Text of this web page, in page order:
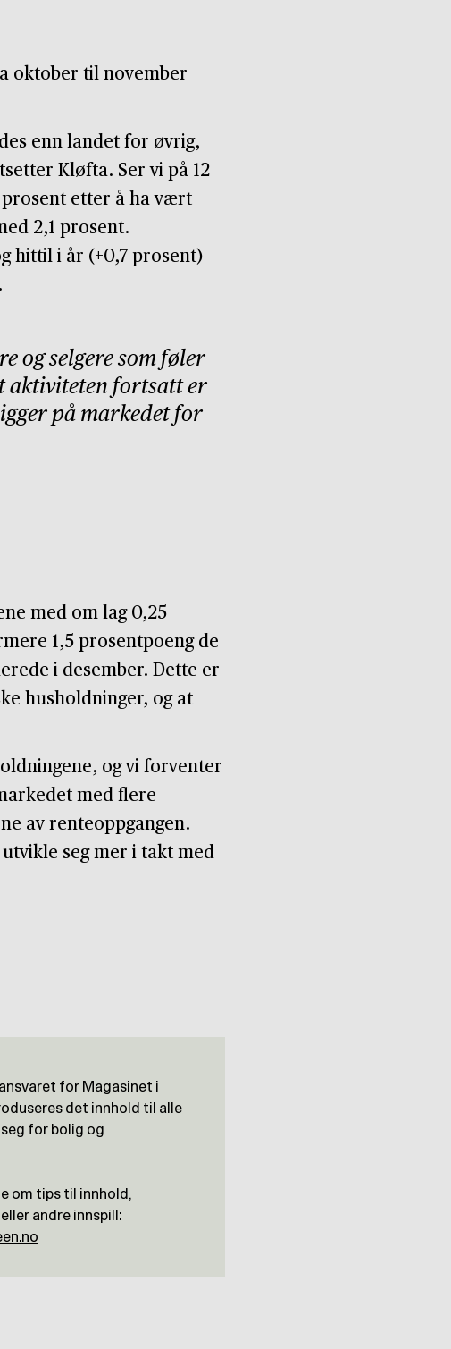
oktober til november
enn landet for øvrig,
Kløfta. Ser vi på 12
prosent etter å ha vært
2,1 prosent.
hittil i år (+0,7 prosent)
og selgere som føler
aktiviteten fortsatt er
på markedet for
med om lag 0,25
1,5 prosentpoeng de
i desember. Dette er
husholdninger, og at
og vi forventer
med flere
av renteoppgangen.
seg mer i takt med
for Magasinet i
det innhold til alle
for bolig og
om tips til innhold,
andre innspill: